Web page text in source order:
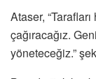
Ataser,
çağıracağız.
yöneteceğiz.”